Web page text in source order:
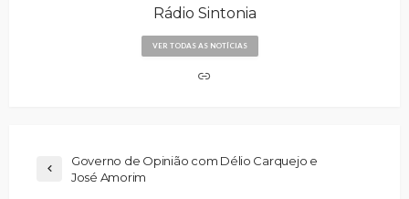
Rádio Sintonia
VER TODAS AS NOTÍCIAS
Governo de Opinião com Délio Carquejo e
José Amorim